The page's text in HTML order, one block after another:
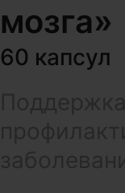
мозга»
60 капсул